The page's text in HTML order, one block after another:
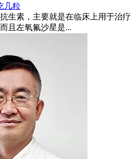
几粒
生素，主要就是在临床上用于治疗
且左氧氟沙星是...